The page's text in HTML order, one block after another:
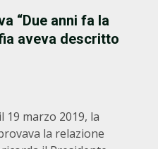
“Due anni fa la
aveva descritto
19 marzo 2019, la
la relazione